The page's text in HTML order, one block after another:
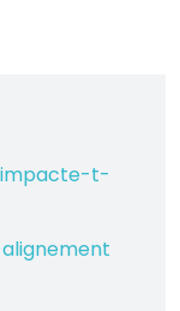
impacte-t-